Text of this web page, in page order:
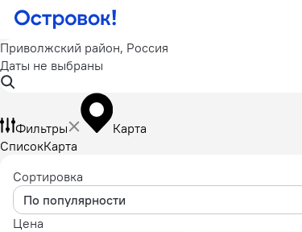
Приволжский район, Россия
Даты не выбраны
Фильтры
Карта
СписокКарта
Сортировка
По популярности
Цена